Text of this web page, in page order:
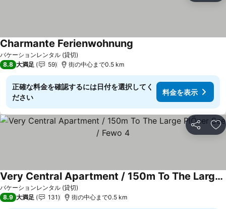
バケーションレンタル (貸切)
Charmante Ferienwohnung
8.8 大満足 59 街の中心まで0.5 km
正確な料金を確認するには日付を選択してく
ださい
料金を表示
シェア お
バケーションレンタル (貸切)
Very Central Apartment / 150m To The Large PlÖner See / Fewo 4
8.9 大満足 131 街の中心まで0.5 km